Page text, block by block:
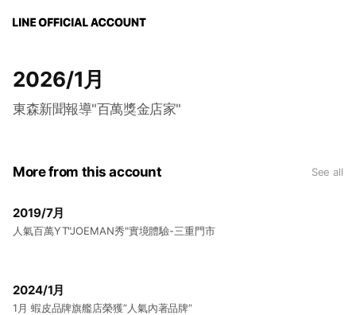
2026/1月
東森新聞報導"百萬獎金店家"
More from this account See all
2019/7月
人氣百萬YT"JOEMAN秀"實境體驗-三重門市
2024/1月
1月 蝦皮品牌旗艦店榮獲”人氣內著品牌”